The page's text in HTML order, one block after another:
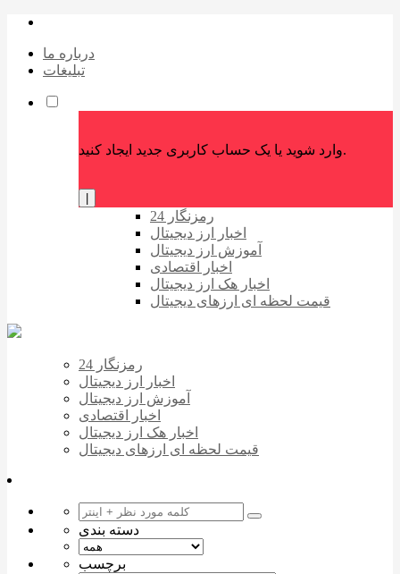
درباره ما
تبلیغات
وارد شوید یا یک حساب کاربری جدید ایجاد کنید.
رمزنگار 24
اخبار ارز دیجیتال
آموزش ارز دیجیتال
اخبار اقتصادی
اخبار هک ارز دیجیتال
قیمت لحظه ای ارزهای دیجیتال
رمزنگار 24
اخبار ارز دیجیتال
آموزش ارز دیجیتال
اخبار اقتصادی
اخبار هک ارز دیجیتال
قیمت لحظه ای ارزهای دیجیتال
دسته بندی
برچسب